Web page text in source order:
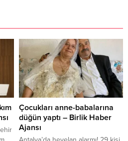
Çocukları anne-babalarına
düğün yaptı – Birlik Haber
Ajansı